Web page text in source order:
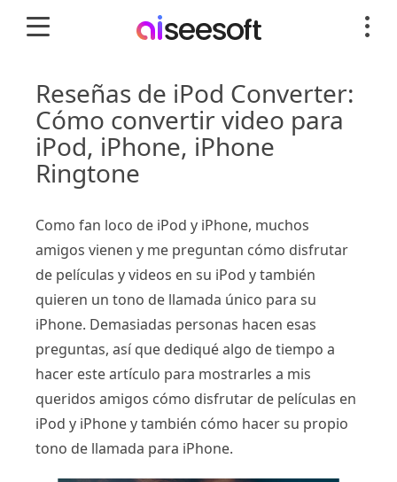
Reseñas de iPod Converter:
Cómo convertir video para
iPod, iPhone, iPhone
Ringtone
Como fan loco de iPod y iPhone, muchos
amigos vienen y me preguntan cómo disfrutar
de películas y videos en su iPod y también
quieren un tono de llamada único para su
iPhone. Demasiadas personas hacen esas
preguntas, así que dediqué algo de tiempo a
hacer este artículo para mostrarles a mis
queridos amigos cómo disfrutar de películas en
iPod y iPhone y también cómo hacer su propio
tono de llamada para iPhone.